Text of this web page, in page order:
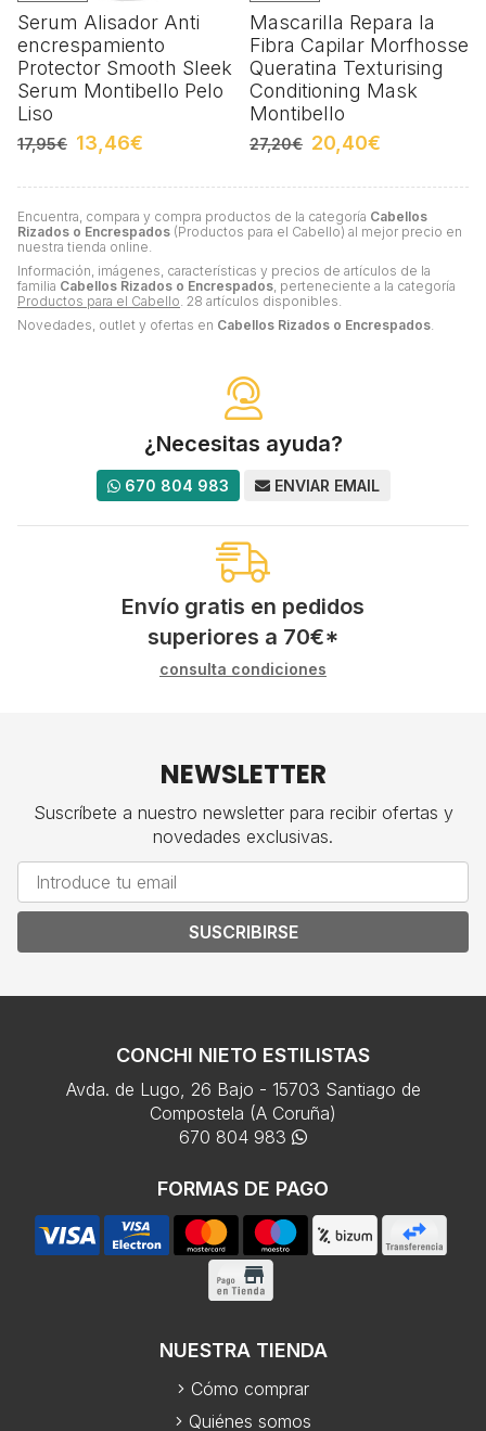
Encuentra, compara y compra productos de la categoría Cabellos
Rizados o Encrespados (Productos para el Cabello) al mejor precio en
nuestra tienda online.
Información, imágenes, características y precios de artículos de la
familia Cabellos Rizados o Encrespados , perteneciente a la categoría
Productos para el Cabello . 28 artículos disponibles.
Novedades, outlet y ofertas en Cabellos Rizados o Encrespados
Serum Alisador Anti
encrespamiento
Protector Smooth Sleek
Serum Montibello Pelo
Liso
17,95€ 13,46€
Mascarilla Repara la
Fibra Capilar Morfhosse
Queratina Texturising
Conditioning Mask
Montibello
27,20€ 20,40€
¿Necesitas ayuda?
670 804 983 ENVIAR EMAIL
Envío gratis en pedidos
superiores a 70€*
consulta condiciones
NEWSLETTER
Suscríbete a nuestro newsletter para recibir ofertas y
novedades exclusivas.
SUSCRIBIRSE
CONCHI NIETO ESTILISTAS
Avda. de Lugo, 26 Bajo - 15703 Santiago de
Compostela (A Coruña)
670 804 983
FORMAS DE PAGO
NUESTRA TIENDA
Cómo comprar
Quiénes somos